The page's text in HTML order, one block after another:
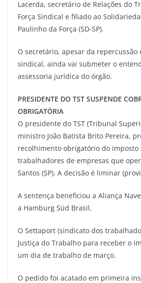
Lacerda, secretário de Relações do
Força Sindical e filiado ao
Paulinho da Força (SD-SP).
O secretário, apesar da repercussão
sindical, ainda vai submeter o
assessoria jurídica do órgão.
PRESIDENTE DO TST SUSPENDE
OBRIGATÓRIA
O presidente do TST (Tribunal
ministro João Batista Brito Pereira,
recolhimento obrigatório do imposto
trabalhadores de empresas que
Santos (SP). A decisão é liminar
A sentença beneficiou a Aliança
a Hamburg Süd Brasil.
O Settaport (sindicato dos
Justiça do Trabalho para receber o
um dia de trabalho de março.
O pedido foi acatado em primeira